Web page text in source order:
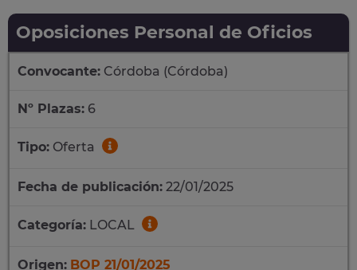
Oposiciones Personal de Oficios
Convocante: Córdoba (Córdoba)
Nº Plazas: 6
Tipo: Oferta
Fecha de publicación: 22/01/2025
Categoría: LOCAL
Origen: BOP 21/01/2025